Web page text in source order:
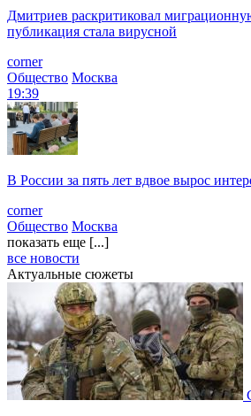
Дмитриев раскритиковал
публикация стала вирусной
corner
Общество Москва
19:39
В России за пять лет вдвое вырос
corner
Общество Москва
показать еще [...]
все новости
Актуальные сюжеты